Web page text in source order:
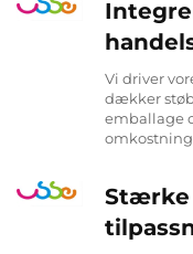
Vi driver
dækker
emballage
Stærke